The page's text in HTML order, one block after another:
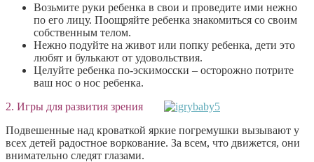
Возьмите руки ребенка в свои и проведите ими нежно
по его лицу. Поощряйте ребенка знакомиться со своим
собственным телом.
Нежно подуйте на живот или попку ребенка, дети это
любят и булькают от удовольствия.
Целуйте ребенка по-эскимосски – осторожно потрите
ваш нос о нос ребенка.
2. Игры для развития зрения
Подвешенные над кроваткой яркие погремушки вызывают у
всех детей радостное воркование. За всем, что движется, они
внимательно следят глазами.